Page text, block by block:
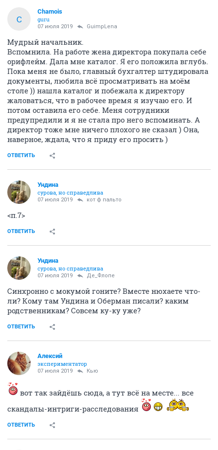
C
Chamois
guru
07 июля 2019 GuimpLena
Мудрый начальник.
Вспомнила. На работе жена директора покупала себе
орифлейм. Дала мне каталог. Я его положила вглубь.
Пока меня не было, главный бухгалтер штудировала
документы, любила всё просматривать на моём
столе )) нашла каталог и побежала к директору
жаловаться, что в рабочее время я изучаю его. И
потом оставила его себе. Меня сотрудники
предупредили и я не стала про него вспоминать. А
директор тоже мне ничего плохого не сказал ) Она,
наверное, ждала, что я приду его просить )
ОТВЕТИТЬ
Ундинa
сурова, но справедлива
07 июля 2019 кот ф пальто
<п.7>
ОТВЕТИТЬ
Ундинa
сурова, но справедлива
07 июля 2019 Де_Флопе
Синхронно с мокумой гоните? Вместе нюхаете что-
ли? Кому там Ундина и Оберман писали? каким
родственникам? Совсем ку-ку уже?
ОТВЕТИТЬ
Алексий
экспериментатор
07 июля 2019 Кью
вот так зайдёшь сюда, а тут всё на месте... все
скандалы-интриги-расследования
ОТВЕТИТЬ